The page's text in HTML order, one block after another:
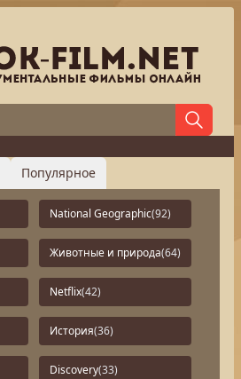
Популярное
National Geographic(92)
Животные и природа(64)
Netflix(42)
История(36)
Discovery(33)